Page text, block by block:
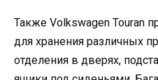
Также Volkswagen Touran
для хранения различных
отделения в дверях,